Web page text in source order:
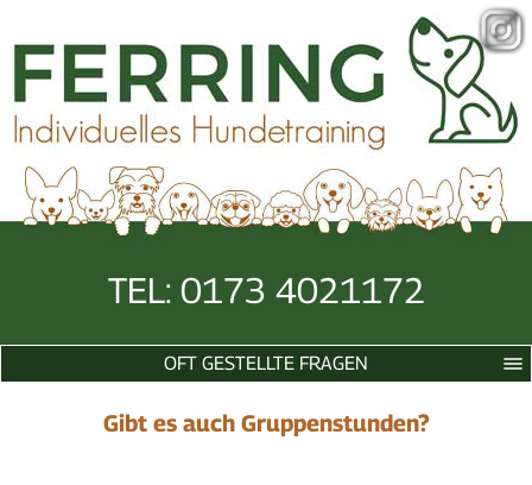
TEL: 0173 4021172
OFT GESTELLTE FRAGEN
Gibt es auch Gruppenstunden?